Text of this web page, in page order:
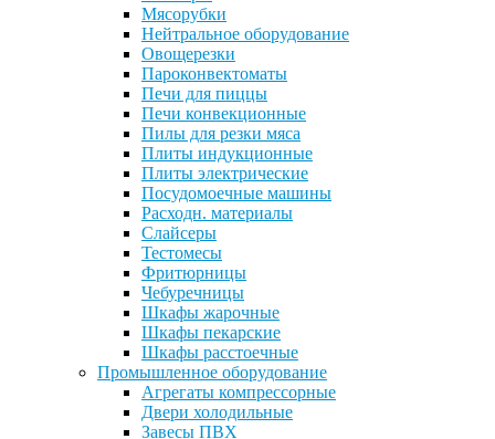
Мясорубки
Нейтральное оборудование
Овощерезки
Пароконвектоматы
Печи для пиццы
Печи конвекционные
Пилы для резки мяса
Плиты индукционные
Плиты электрические
Посудомоечные машины
Расходн. материалы
Слайсеры
Тестомесы
Фритюрницы
Чебуречницы
Шкафы жарочные
Шкафы пекарские
Шкафы расстоечные
Промышленное оборудование
Агрегаты компрессорные
Двери холодильные
Завесы ПВХ